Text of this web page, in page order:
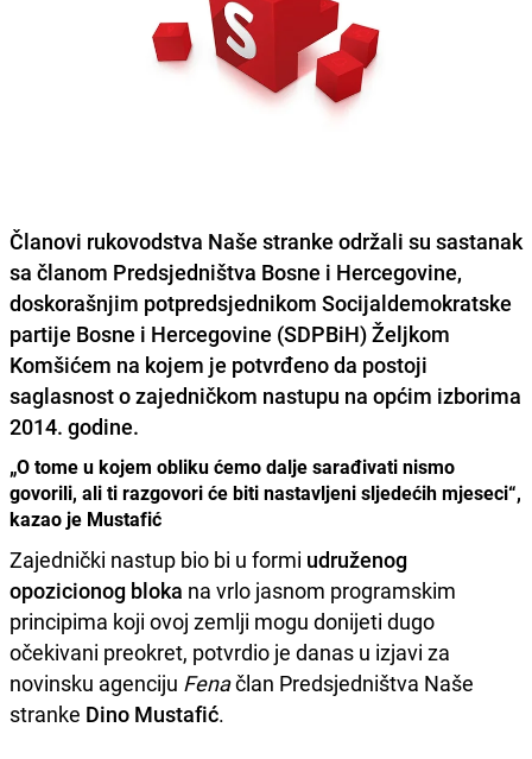
Članovi rukovodstva Naše stranke održali su sastanak
sa članom Predsjedništva Bosne i Hercegovine,
doskorašnjim potpredsjednikom Socijaldemokratske
partije Bosne i Hercegovine (SDPBiH)Željkom
Komšićem na kojem je potvrđeno da postoji
saglasnost o zajedničkom nastupu na općim izborima
2014. godine.
„O tome u kojem obliku ćemo dalje sarađivati nismo
govorili, ali ti razgovori će biti nastavljeni sljedećih mjeseci“,
kazao je Mustafić
Zajednički nastup bio bi u formi udruženog
opozicionog bloka na vrlo jasnom programskim
principima koji ovoj zemlji mogu donijeti dugo
očekivani preokret, potvrdio je danas u izjavi za
novinsku agenciju Fenačlan Predsjedništva Naše
stranke Dino Mustafić.